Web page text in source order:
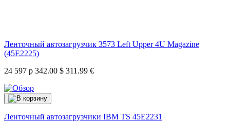
Ленточный автозагрузчик 3573 Left Upper 4U Magazine
(45E2225)
24 597 р 342.00 $ 311.99 €
Ленточный автозагрузчики IBM TS 45E2231